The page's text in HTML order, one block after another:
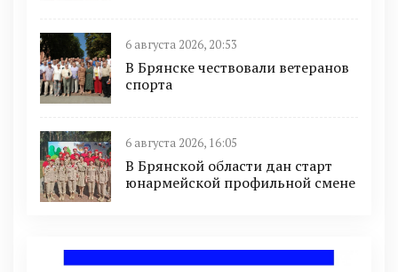
6 августа 2026, 20:53
В Брянске чествовали ветеранов
спорта
6 августа 2026, 16:05
В Брянской области дан старт
юнармейской профильной смене